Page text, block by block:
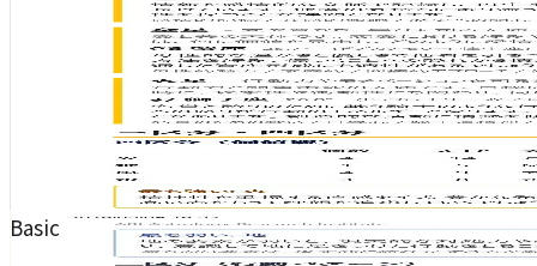
Basic